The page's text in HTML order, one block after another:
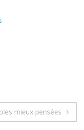
mieux pensées